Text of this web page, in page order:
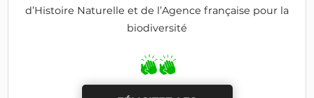
d’Histoire Naturelle et de l’Agence française pour la
biodiversité